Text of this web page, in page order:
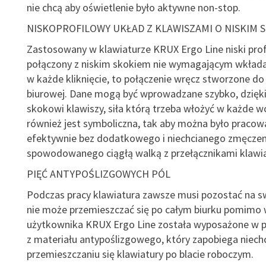
nie chcą aby oświetlenie było aktywne non-stop.
NISKOPROFILOWY UKŁAD Z KLAWISZAMI O NISKIM
Zastosowany w klawiaturze KRUX Ergo Line niski
połączony z niskim skokiem nie wymagającym
w każde kliknięcie, to połączenie wręcz stworzone do
biurowej. Dane mogą być wprowadzane szybko,
skokowi klawiszy, siła którą trzeba włożyć w każde
również jest symboliczna, tak aby można było
efektywnie bez dodatkowego i niechcianego
spowodowanego ciągłą walką z przełącznikami
PIĘĆ ANTYPOŚLIZGOWYCH PÓL
Podczas pracy klawiatura zawsze musi pozostać na
nie może przemieszczać się po całym biurku pomimo
użytkownika KRUX Ergo Line została wyposażone w
z materiału antypoślizgowego, który zapobiega
przemieszczaniu się klawiatury po blacie roboczym.